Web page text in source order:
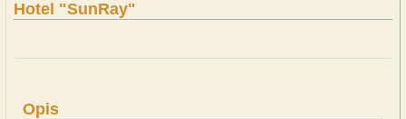
Hotel "SunRay"
Opis